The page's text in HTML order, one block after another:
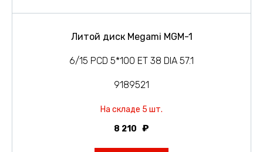
Литой диск Megami MGM-1
6/15 PCD 5*100 ET 38 DIA 57.1
9189521
На складе 5 шт.
8 210